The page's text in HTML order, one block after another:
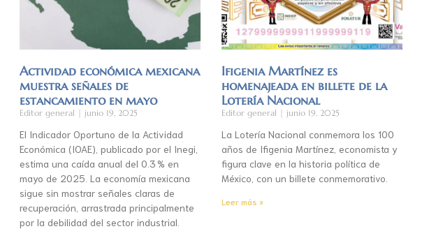
Actividad económica mexicana
muestra señales de
estancamiento en mayo
Editor general junio 19, 2025
El Indicador Oportuno de la Actividad
Económica (IOAE), publicado por el Inegi,
estima una caída anual del 0.3 % en
mayo de 2025. La economía mexicana
sigue sin mostrar señales claras de
recuperación, arrastrada principalmente
por la debilidad del sector industrial.
Ifigenia Martínez es
homenajeada en billete de la
Lotería Nacional
Editor general junio 19, 2025
La Lotería Nacional conmemora los 100
años de Ifigenia Martínez, economista y
figura clave en la historia política de
México, con un billete conmemorativo.
Leer más »